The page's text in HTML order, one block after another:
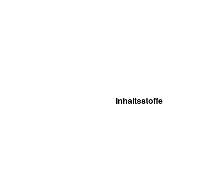
Inhaltsstoffe